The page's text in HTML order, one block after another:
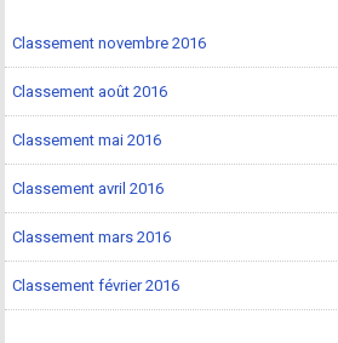
Classement novembre 2016
Classement août 2016
Classement mai 2016
Classement avril 2016
Classement mars 2016
Classement février 2016